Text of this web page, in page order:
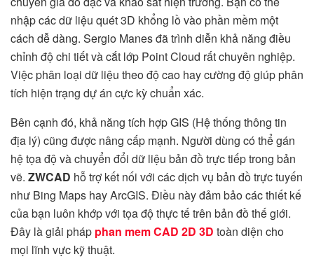
nhập các dữ liệu quét 3D khổng lồ vào phần mềm một
cách dễ dàng. Sergio Manes đã trình diễn khả năng điều
chỉnh độ chi tiết và cắt lớp Point Cloud rất chuyên nghiệp.
Việc phân loại dữ liệu theo độ cao hay cường độ giúp phân
tích hiện trạng dự án cực kỳ chuẩn xác.
Bên cạnh đó, khả năng tích hợp GIS (Hệ thống thông tin
địa lý) cũng được nâng cấp mạnh. Người dùng có thể gán
hệ tọa độ và chuyển đổi dữ liệu bản đồ trực tiếp trong bản
vẽ. ZWCAD hỗ trợ kết nối với các dịch vụ bản đồ trực tuyến
như Bing Maps hay ArcGIS. Điều này đảm bảo các thiết kế
của bạn luôn khớp với tọa độ thực tế trên bản đồ thế giới.
Đây là giải pháp phan mem CAD 2D 3D toàn diện cho
mọi lĩnh vực kỹ thuật.